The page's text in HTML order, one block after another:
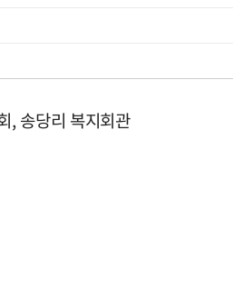
, 송당리 복지회관